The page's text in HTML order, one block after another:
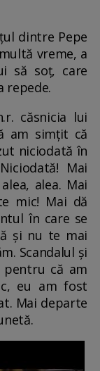
dintre Pepe
vreme, a
să soț, care
repede.
căsnicia lui
am simțit că
niciodată în
Mai
alea. Mai
mic! Mai dă
în care se
și nu te mai
Scandalul și
că am
eu am fost
Mai departe